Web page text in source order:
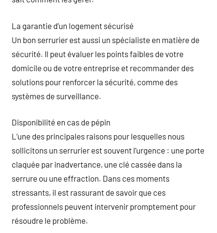
La garantie d’un logement sécurisé
Un bon serrurier est aussi un spécialiste en matière de
sécurité. Il peut évaluer les points faibles de votre
domicile ou de votre entreprise et recommander des
solutions pour renforcer la sécurité, comme des
systèmes de surveillance.
Disponibilité en cas de pépin
L’une des principales raisons pour lesquelles nous
sollicitons un serrurier est souvent l’urgence : une porte
claquée par inadvertance, une clé cassée dans la
serrure ou une effraction. Dans ces moments
stressants, il est rassurant de savoir que ces
professionnels peuvent intervenir promptement pour
résoudre le problème.